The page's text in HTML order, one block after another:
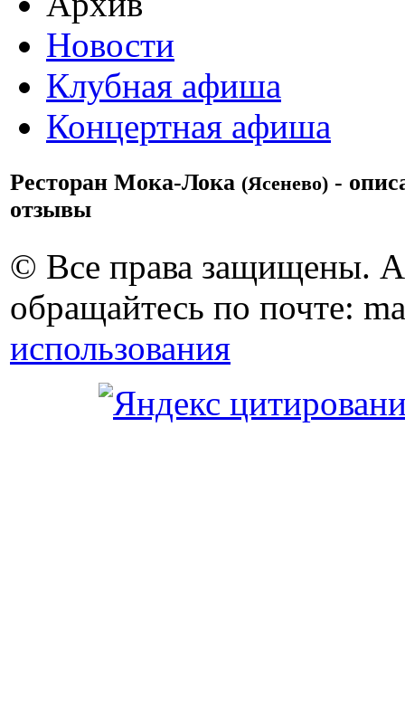
Новости
Клубная афиша
Концертная афиша
Ресторан Мока-Лока (Ясенево) -
отзывы
© Все права защищены.
обращайтесь по почте:
использования